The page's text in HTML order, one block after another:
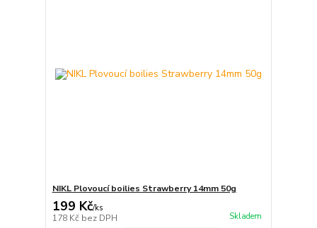
NIKL Plovoucí boilies Strawberry 14mm 50g
199 Kč/ks
178 Kč bez DPH Skladem